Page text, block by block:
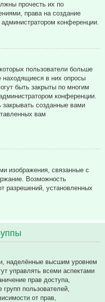
прочесть их по
права на создание
конференции.
пользователи больше
находящиеся в них опросы
быть закрыты по многим
конференции.
созданные вами
вам
изображения, связанные с
Возможность
разрешений, установленных
наделённые высшим уровнем
управлять всеми аспектами
прав доступа,
пользователей,
от прав,